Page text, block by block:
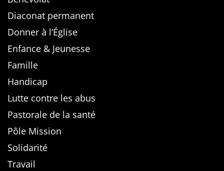
Diaconat permanent
Donner à l’Église
Enfance & Jeunesse
Famille
Handicap
Lutte contre les abus
Pastorale de la santé
Pôle Mission
Solidarité
Travail